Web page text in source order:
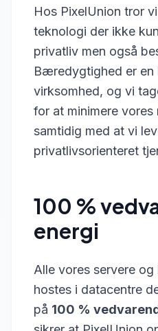
Hos PixelUnion tror
teknologi der ikke
privatliv men også
Bæredygtighed er
virksomhed, og vi
for at minimere vores
samtidig med at vi
privatlivsorienteret
100 %
energi
Alle vores servere
hostes i datacentre
på 100 %